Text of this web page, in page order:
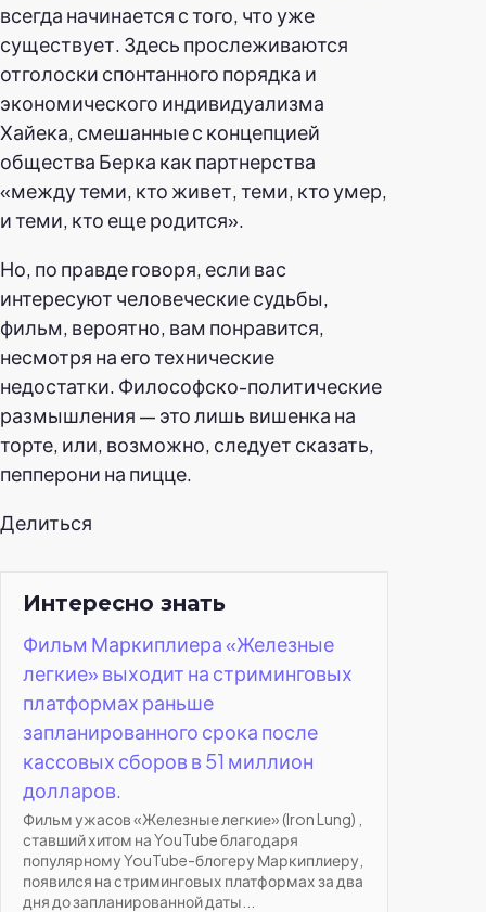
всегда начинается с того, что уже
существует. Здесь прослеживаются
отголоски спонтанного порядка и
экономического индивидуализма
Хайека, смешанные с концепцией
общества Берка как партнерства
«между теми, кто живет, теми, кто умер,
и теми, кто еще родится».
Но, по правде говоря, если вас
интересуют человеческие судьбы,
фильм, вероятно, вам понравится,
несмотря на его технические
недостатки. Философско-политические
размышления — это лишь вишенка на
торте, или, возможно, следует сказать,
пепперони на пицце.
Делиться
Интересно знать
Фильм Маркиплиера «Железные
легкие» выходит на стриминговых
платформах раньше
запланированного срока после
кассовых сборов в 51 миллион
долларов.
Фильм ужасов «Железные легкие» (Iron Lung) ,
ставший хитом на YouTube благодаря
популярному YouTube-блогеру Маркиплиеру,
появился на стриминговых платформах за два
дня до запланированной даты...